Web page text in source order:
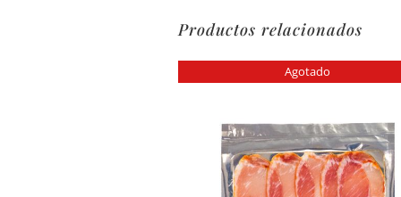
Productos relacionados
Agotado